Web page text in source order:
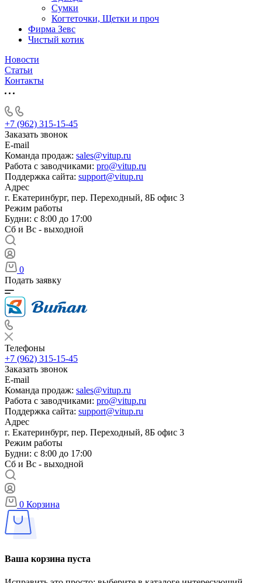
Сумки
Когтеточки, Щетки и проч
Фирма Зевс
Чистый котик
Новости
Статьи
Контакты
+7 (962) 315-15-45
Заказать звонок
E-mail
Команда продаж: sales@vitup.ru
Работа с заводчиками: pro@vitup.ru
Поддержка сайта: support@vitup.ru
Адрес
г. Екатеринбург, пер. Переходный, 8Б офис 3
Режим работы
Будни: с 8:00 до 17:00
Сб и Вс - выходной
0
Подать заявку
Телефоны
+7 (962) 315-15-45
Заказать звонок
E-mail
Команда продаж: sales@vitup.ru
Работа с заводчиками: pro@vitup.ru
Поддержка сайта: support@vitup.ru
Адрес
г. Екатеринбург, пер. Переходный, 8Б офис 3
Режим работы
Будни: с 8:00 до 17:00
Сб и Вс - выходной
0 Корзина
Ваша корзина пуста